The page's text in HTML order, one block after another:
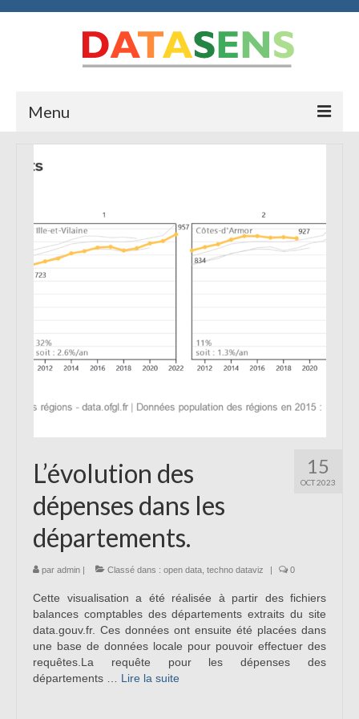
Menu
15
OCT 2023
L’évolution des
dépenses dans les
départements.
par admin Classé dans : open data techno dataviz 0
Cette visualisation a été réalisée à partir des fichiers
balances comptables des départements extraits du site
data.gouv.fr. Ces données ont ensuite été placées dans
une base de données locale pour pouvoir effectuer des
requêtes.La requête pour les dépenses des
départements … Lire la suite­­